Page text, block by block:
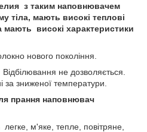
з таким наповнювачем
мають високі теплові
мають високі характеристики
нового покоління.
не дозволяється.
зниженої температури.
прання наповнювач
легке, м'яке, тепле, повітряне,